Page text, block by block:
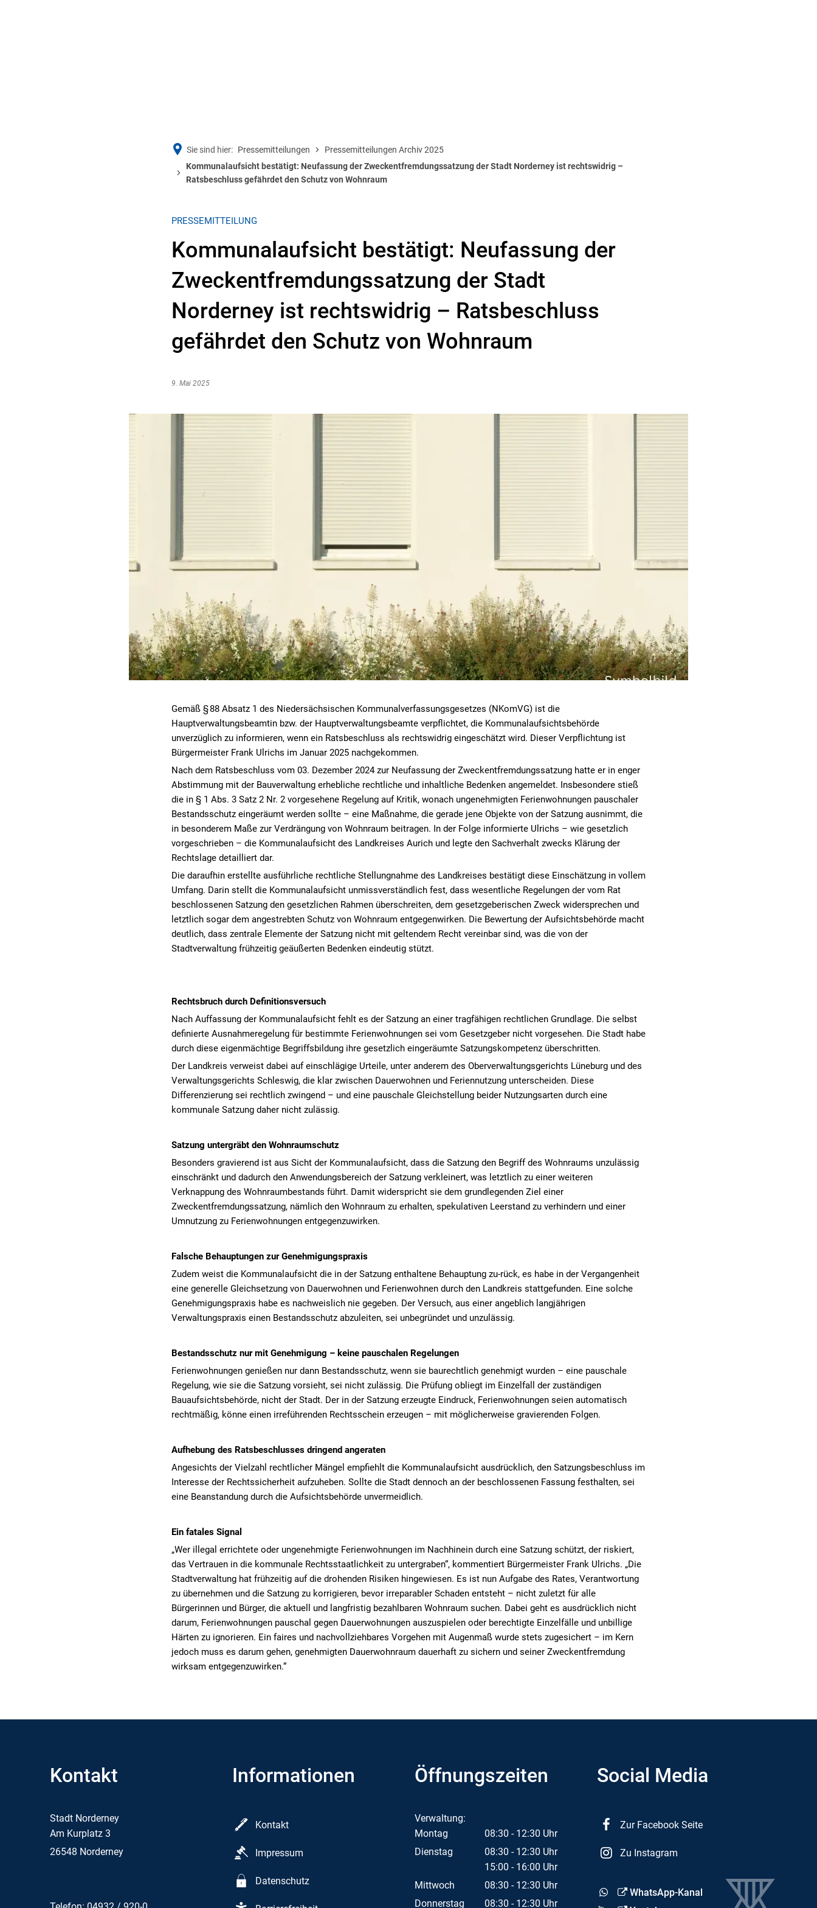
Sie sind hier: Pressemitteilungen
Pressemitteilungen Archiv 2025
Kommunalaufsicht bestätigt: Neufassung der Zweckentfremdungssatzung der Stadt Norderney ist rechtswidrig –
Ratsbeschluss gefährdet den Schutz von Wohnraum
PRESSEMITTEILUNG
Kommunalaufsicht bestätigt: Neufassung der
Zweckentfremdungssatzung der Stadt
Norderney ist rechtswidrig – Ratsbeschluss
gefährdet den Schutz von Wohnraum
9. Mai 2025
Gemäß § 88 Absatz 1 des Niedersächsischen Kommunalverfassungsgesetzes (NKomVG) ist die
Hauptverwaltungsbeamtin bzw. der Hauptverwaltungsbeamte verpflichtet, die Kommunalaufsichtsbehörde
unverzüglich zu informieren, wenn ein Ratsbeschluss als rechtswidrig eingeschätzt wird. Dieser Verpflichtung ist
Bürgermeister Frank Ulrichs im Januar 2025 nachgekommen.
Nach dem Ratsbeschluss vom 03. Dezember 2024 zur Neufassung der Zweckentfremdungssatzung hatte er in enger
Abstimmung mit der Bauverwaltung erhebliche rechtliche und inhaltliche Bedenken angemeldet. Insbesondere stieß
die in § 1 Abs. 3 Satz 2 Nr. 2 vorgesehene Regelung auf Kritik, wonach ungenehmigten Ferienwohnungen pauschaler
Bestandsschutz eingeräumt werden sollte – eine Maßnahme, die gerade jene Objekte von der Satzung ausnimmt, die
in besonderem Maße zur Verdrängung von Wohnraum beitragen. In der Folge informierte Ulrichs – wie gesetzlich
vorgeschrieben – die Kommunalaufsicht des Landkreises Aurich und legte den Sachverhalt zwecks Klärung der
Rechtslage detailliert dar.
Die daraufhin erstellte ausführliche rechtliche Stellungnahme des Landkreises bestätigt diese Einschätzung in vollem
Umfang. Darin stellt die Kommunalaufsicht unmissverständlich fest, dass wesentliche Regelungen der vom Rat
beschlossenen Satzung den gesetzlichen Rahmen überschreiten, dem gesetzgeberischen Zweck widersprechen und
letztlich sogar dem angestrebten Schutz von Wohnraum entgegenwirken. Die Bewertung der Aufsichtsbehörde macht
deutlich, dass zentrale Elemente der Satzung nicht mit geltendem Recht vereinbar sind, was die von der
Stadtverwaltung frühzeitig geäußerten Bedenken eindeutig stützt.
Rechtsbruch durch Definitionsversuch
Nach Auffassung der Kommunalaufsicht fehlt es der Satzung an einer tragfähigen rechtlichen Grundlage. Die selbst
definierte Ausnahmeregelung für bestimmte Ferienwohnungen sei vom Gesetzgeber nicht vorgesehen. Die Stadt habe
durch diese eigenmächtige Begriffsbildung ihre gesetzlich eingeräumte Satzungskompetenz überschritten.
Der Landkreis verweist dabei auf einschlägige Urteile, unter anderem des Oberverwaltungsgerichts Lüneburg und des
Verwaltungsgerichts Schleswig, die klar zwischen Dauerwohnen und Feriennutzung unterscheiden. Diese
Differenzierung sei rechtlich zwingend – und eine pauschale Gleichstellung beider Nutzungsarten durch eine
kommunale Satzung daher nicht zulässig.
Satzung untergräbt den Wohnraumschutz
Besonders gravierend ist aus Sicht der Kommunalaufsicht, dass die Satzung den Begriff des Wohnraums unzulässig
einschränkt und dadurch den Anwendungsbereich der Satzung verkleinert, was letztlich zu einer weiteren
Verknappung des Wohnraumbestands führt. Damit widerspricht sie dem grundlegenden Ziel einer
Zweckentfremdungssatzung, nämlich den Wohnraum zu erhalten, spekulativen Leerstand zu verhindern und einer
Umnutzung zu Ferienwohnungen entgegenzuwirken.
Falsche Behauptungen zur Genehmigungspraxis
Zudem weist die Kommunalaufsicht die in der Satzung enthaltene Behauptung zu-rück, es habe in der Vergangenheit
eine generelle Gleichsetzung von Dauerwohnen und Ferienwohnen durch den Landkreis stattgefunden. Eine solche
Genehmigungspraxis habe es nachweislich nie gegeben. Der Versuch, aus einer angeblich langjährigen
Verwaltungspraxis einen Bestandsschutz abzuleiten, sei unbegründet und unzulässig.
Bestandsschutz nur mit Genehmigung – keine pauschalen Regelungen
Ferienwohnungen genießen nur dann Bestandsschutz, wenn sie baurechtlich genehmigt wurden – eine pauschale
Regelung, wie sie die Satzung vorsieht, sei nicht zulässig. Die Prüfung obliegt im Einzelfall der zuständigen
Bauaufsichtsbehörde, nicht der Stadt. Der in der Satzung erzeugte Eindruck, Ferienwohnungen seien automatisch
rechtmäßig, könne einen irreführenden Rechtsschein erzeugen – mit möglicherweise gravierenden Folgen.
Aufhebung des Ratsbeschlusses dringend angeraten
Angesichts der Vielzahl rechtlicher Mängel empfiehlt die Kommunalaufsicht ausdrücklich, den Satzungsbeschluss im
Interesse der Rechtssicherheit aufzuheben. Sollte die Stadt dennoch an der beschlossenen Fassung festhalten, sei
eine Beanstandung durch die Aufsichtsbehörde unvermeidlich.
Ein fatales Signal
„Wer illegal errichtete oder ungenehmigte Ferienwohnungen im Nachhinein durch eine Satzung schützt, der riskiert,
das Vertrauen in die kommunale Rechtsstaatlichkeit zu untergraben“, kommentiert Bürgermeister Frank Ulrichs. „Die
Stadtverwaltung hat frühzeitig auf die drohenden Risiken hingewiesen. Es ist nun Aufgabe des Rates, Verantwortung
zu übernehmen und die Satzung zu korrigieren, bevor irreparabler Schaden entsteht – nicht zuletzt für alle
Bürgerinnen und Bürger, die aktuell und langfristig bezahlbaren Wohnraum suchen. Dabei geht es ausdrücklich nicht
darum, Ferienwohnungen pauschal gegen Dauerwohnungen auszuspielen oder berechtigte Einzelfälle und unbillige
Härten zu ignorieren. Ein faires und nachvollziehbares Vorgehen mit Augenmaß wurde stets zugesichert – im Kern
jedoch muss es darum gehen, genehmigten Dauerwohnraum dauerhaft zu sichern und seiner Zweckentfremdung
wirksam entgegenzuwirken.“
Kontakt
Stadt Norderney
Am Kurplatz 3
26548 Norderney
Informationen
Kontakt
Impressum
Datenschutz
Öffnungszeiten
Verwaltung:
Montag
08:30 - 12:30 Uhr
Von 08:30 bis 12:30 Uhr
Dienstag 08:30 - 12:30 Uhr
Von 08:30 bis 12:30 Uhr
15:00 - 16:00 Uhr
Von 15:00 bis 16:00 Uhr
Mittwoch 08:30 - 12:30 Uhr
Von 08:30 bis 12:30 Uhr
Donnerstag 08:30 - 12:30 Uhr
Social Media
Zur Facebook Seite
Zu Instagram
WhatsApp-Kanal